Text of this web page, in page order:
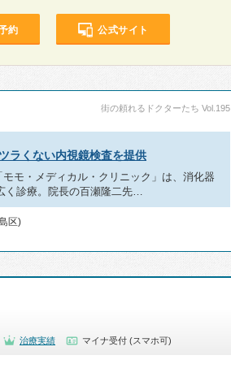
約 公式サイト
街の頼れるドクターたち Vol.195
ラくない内視鏡検査を提供
モ・メディカル・クリニック」は、消化器
く診療。院長の百瀬隆二先…
区)
治療実績 マイナ受付 (スマホ可)